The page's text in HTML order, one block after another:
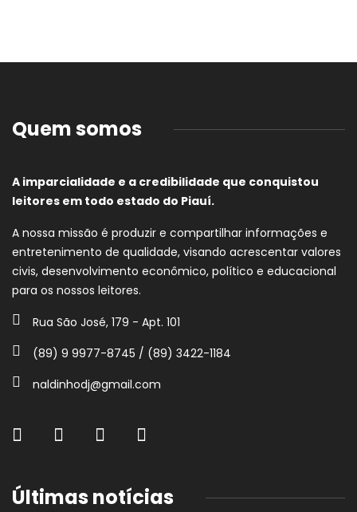
Quem somos
A imparcialidade e a credibilidade que conquistou
leitores em todo estado do Piauí.
A nossa missão é produzir e compartilhar informações e
entretenimento de qualidade, visando acrescentar valores
civis, desenvolvimento econômico, político e educacional
para os nossos leitores.
Rua São José, 179 - Apt. 101
(89) 9 9977-8745 / (89) 3422-1184
naldinhodj@gmail.com
Últimas notícias